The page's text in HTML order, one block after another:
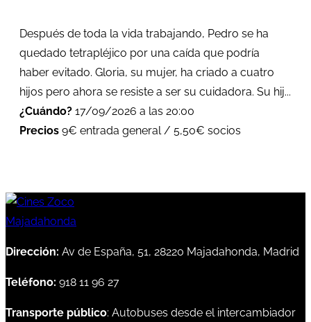
Después de toda la vida trabajando, Pedro se ha
quedado tetrapléjico por una caída que podría
haber evitado. Gloria, su mujer, ha criado a cuatro
hijos pero ahora se resiste a ser su cuidadora. Su hij...
¿Cuándo? 17/09/2026 a las 20:00
Precios 9€ entrada general / 5,50€ socios
Dirección: Av de España, 51, 28220 Majadahonda, Madrid
Teléfono: 918 11 96 27
Transporte público: Autobuses desde el intercambiador